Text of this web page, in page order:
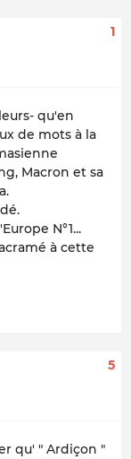
1
qu'en
de mots à la
Macron et sa
N°1...
à cette
5
qu' " Ardiçon "